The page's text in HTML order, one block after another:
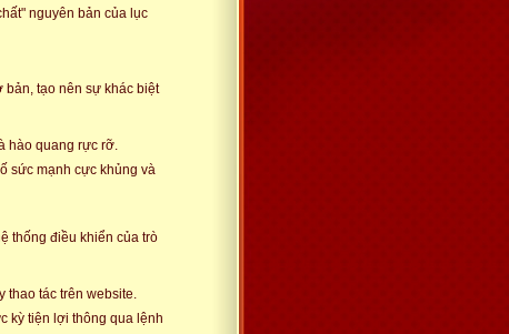
nguyên bản của lục
tạo nên sự khác biệt
hào quang rực rỡ.
sức mạnh cực khủng và
thống điều khiển của trò
thao tác trên website.
kỳ tiện lợi thông qua lệnh